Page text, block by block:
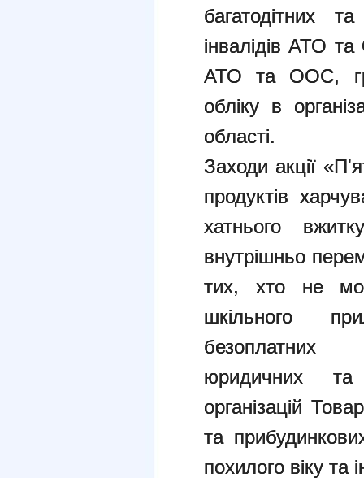
багатодітних
інвалідів АТО
АТО та ООС,
обліку в
області.
Заходи акції
продуктів
хатнього
внутрішньо
тих, хто не
шкільного
безоплатних
юридичних та
організацій
та
похилого віку та